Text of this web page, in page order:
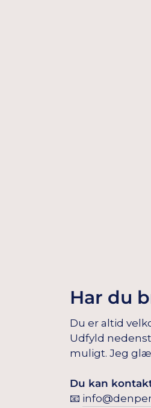
Har du
Du er altid
Udfyld
muligt. Jeg
Du kan
📧